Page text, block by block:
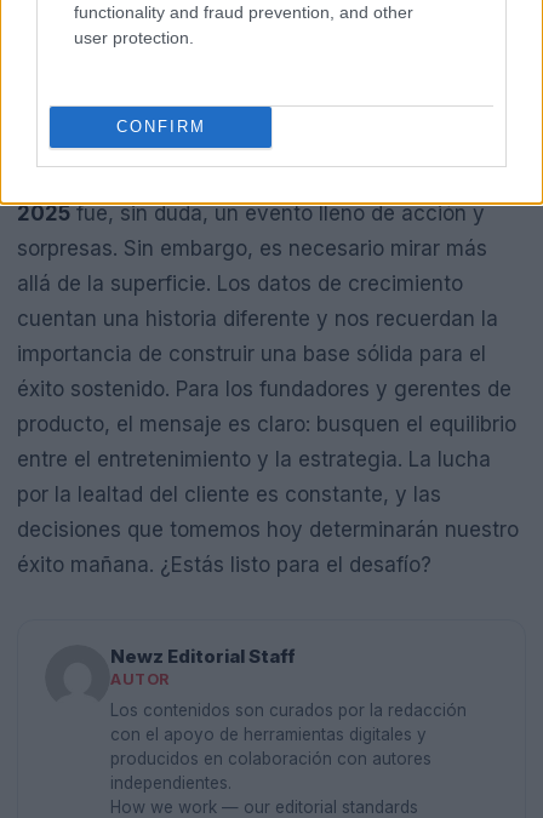
functionality and fraud prevention, and other
user protection.
CONFIRM
accionables
2025fue, sin duda, un evento lleno de acción y
sorpresas. Sin embargo, es necesario mirar más
allá de la superficie. Los datos de crecimiento
cuentan una historia diferente y nos recuerdan la
importancia de construir una base sólida para el
éxito sostenido. Para los fundadores y gerentes de
producto, el mensaje es claro: busquen el equilibrio
entre el entretenimiento y la estrategia. La lucha
por la lealtad del cliente es constante, y las
decisiones que tomemos hoy determinarán nuestro
éxito mañana. ¿Estás listo para el desafío?
Newz Editorial Staff
AUTOR
Los contenidos son curados por la redacción
con el apoyo de herramientas digitales y
producidos en colaboración con autores
independientes.
How we work — our editorial standards